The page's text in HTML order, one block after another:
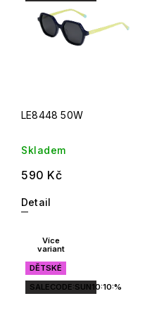
LE8448 50W
Skladem
590 Kč
Detail
Více
variant
DĚTSKÉ
SALECODE:SUN10:10:%